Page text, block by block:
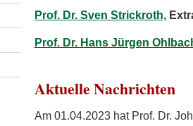
Prof. Dr. Sven Strickroth,
Prof. Dr. Hans Jürgen
Aktuelle Nachrichten
Am 01.04.2023 hat Prof. Dr.